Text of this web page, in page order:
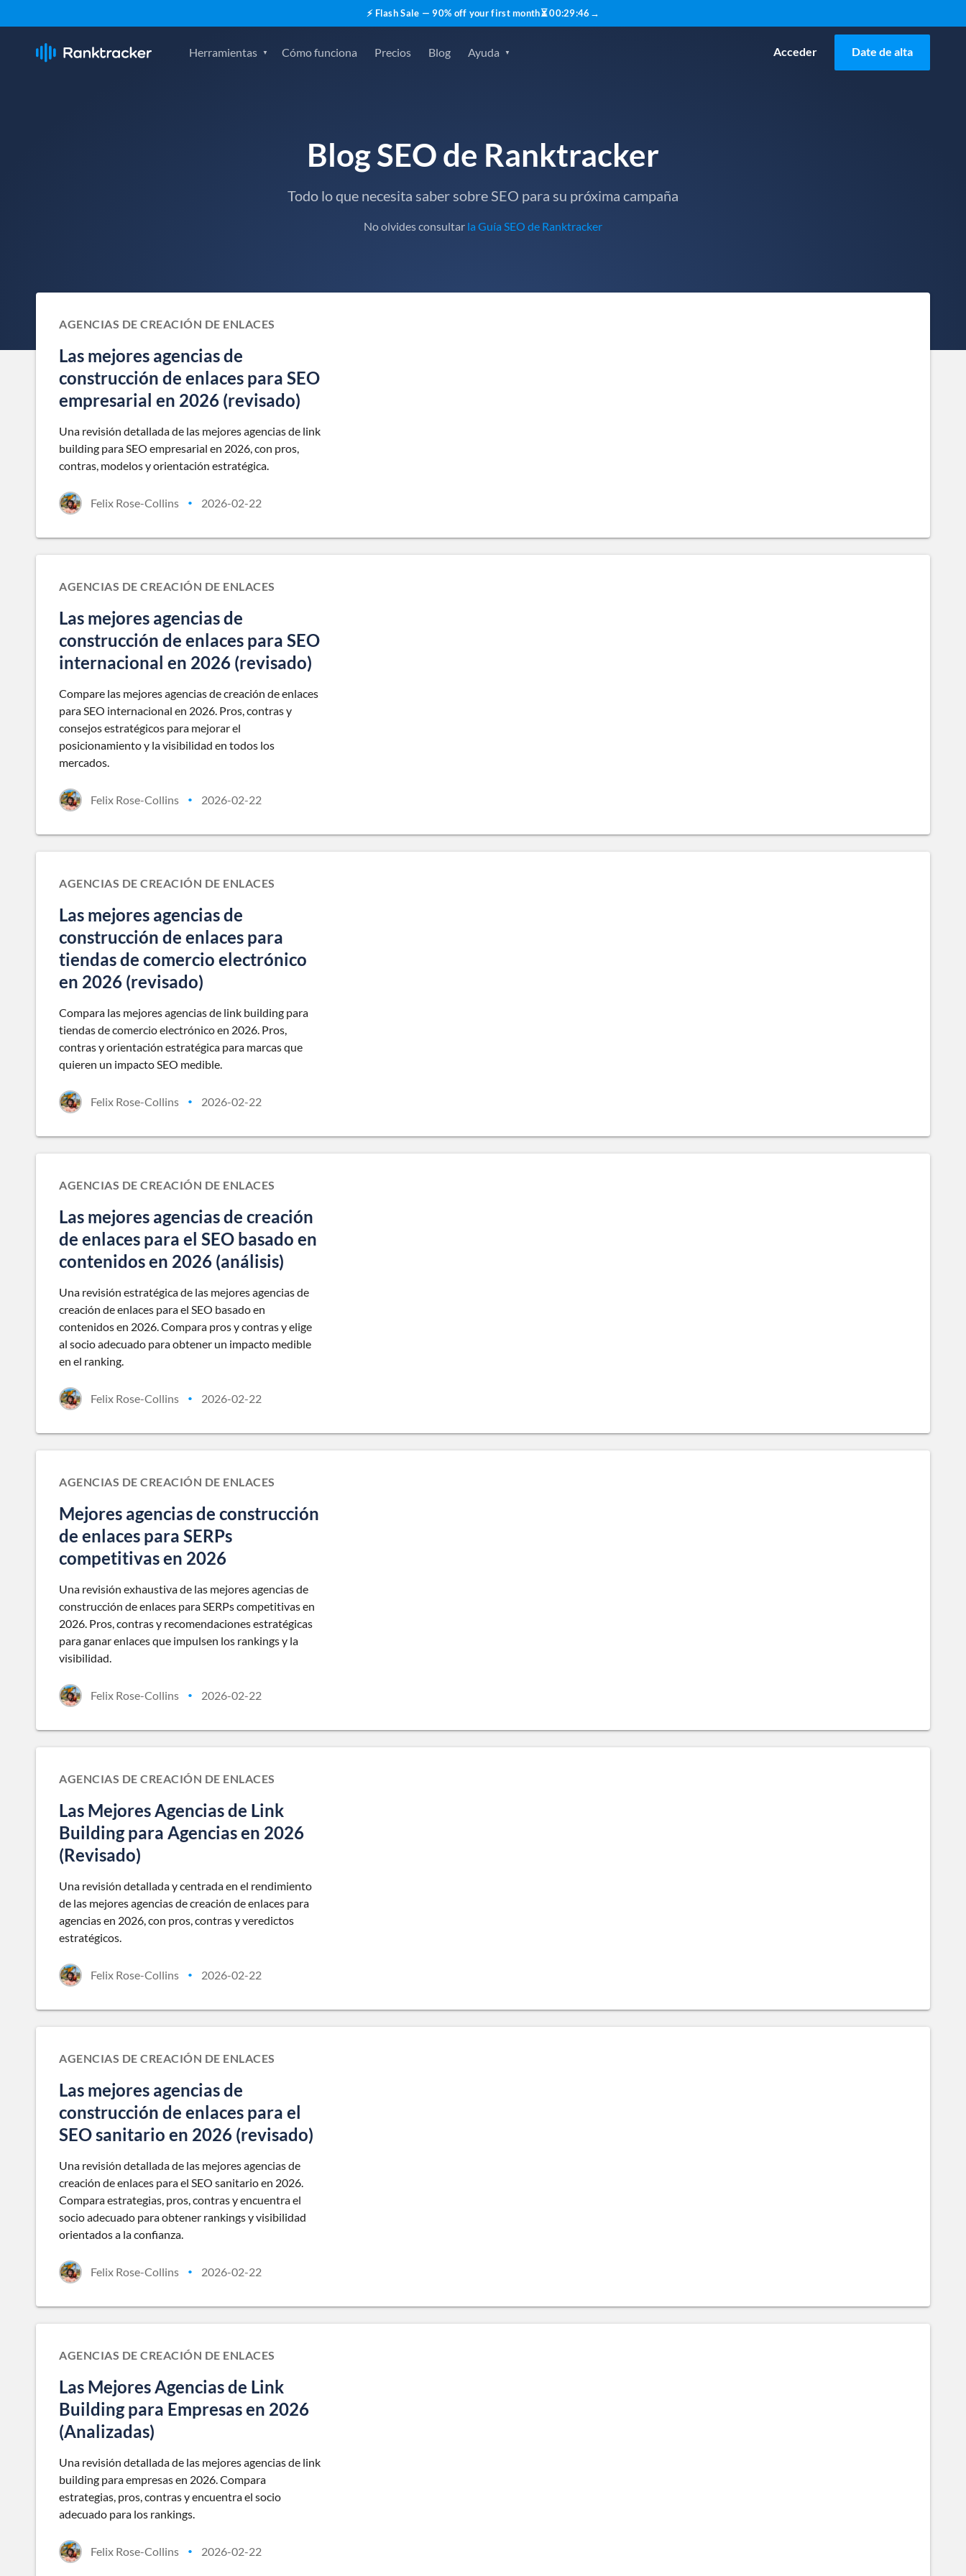
⚡ Flash Sale — 90% off your first month⏳00:29:45 →
Herramientas Cómo funciona Precios Blog Ayuda Acceder Date de alta
Blog SEO de Ranktracker
Todo lo que necesita saber sobre SEO para su próxima campaña
No olvides consultar la Guía SEO de Ranktracker
AGENCIAS DE CREACIÓN DE ENLACES
Las mejores agencias de
construcción de enlaces para SEO
empresarial en 2026 (revisado)
Una revisión detallada de las mejores agencias de link
building para SEO empresarial en 2026, con pros,
contras, modelos y orientación estratégica.
Felix Rose-Collins • 2026-02-22
AGENCIAS DE CREACIÓN DE ENLACES
Las mejores agencias de
construcción de enlaces para SEO
internacional en 2026 (revisado)
Compare las mejores agencias de creación de enlaces
para SEO internacional en 2026. Pros, contras y
consejos estratégicos para mejorar el
posicionamiento y la visibilidad en todos los
mercados.
Felix Rose-Collins • 2026-02-22
AGENCIAS DE CREACIÓN DE ENLACES
Las mejores agencias de
construcción de enlaces para
tiendas de comercio electrónico
en 2026 (revisado)
Compara las mejores agencias de link building para
tiendas de comercio electrónico en 2026. Pros,
contras y orientación estratégica para marcas que
quieren un impacto SEO medible.
Felix Rose-Collins • 2026-02-22
AGENCIAS DE CREACIÓN DE ENLACES
Las mejores agencias de creación
de enlaces para el SEO basado en
contenidos en 2026 (análisis)
Una revisión estratégica de las mejores agencias de
creación de enlaces para el SEO basado en
contenidos en 2026. Compara pros y contras y elige
al socio adecuado para obtener un impacto medible
en el ranking.
Felix Rose-Collins • 2026-02-22
AGENCIAS DE CREACIÓN DE ENLACES
Mejores agencias de construcción
de enlaces para SERPs
competitivas en 2026
Una revisión exhaustiva de las mejores agencias de
construcción de enlaces para SERPs competitivas en
2026. Pros, contras y recomendaciones estratégicas
para ganar enlaces que impulsen los rankings y la
visibilidad.
Felix Rose-Collins • 2026-02-22
AGENCIAS DE CREACIÓN DE ENLACES
Las Mejores Agencias de Link
Building para Agencias en 2026
(Revisado)
Una revisión detallada y centrada en el rendimiento
de las mejores agencias de creación de enlaces para
agencias en 2026, con pros, contras y veredictos
estratégicos.
Felix Rose-Collins • 2026-02-22
AGENCIAS DE CREACIÓN DE ENLACES
Las mejores agencias de
construcción de enlaces para el
SEO sanitario en 2026 (revisado)
Una revisión detallada de las mejores agencias de
creación de enlaces para el SEO sanitario en 2026.
Compara estrategias, pros, contras y encuentra el
socio adecuado para obtener rankings y visibilidad
orientados a la confianza.
Felix Rose-Collins • 2026-02-22
AGENCIAS DE CREACIÓN DE ENLACES
Las Mejores Agencias de Link
Building para Empresas en 2026
(Analizadas)
Una revisión detallada de las mejores agencias de link
building para empresas en 2026. Compara
estrategias, pros, contras y encuentra el socio
adecuado para los rankings.
Felix Rose-Collins • 2026-02-22